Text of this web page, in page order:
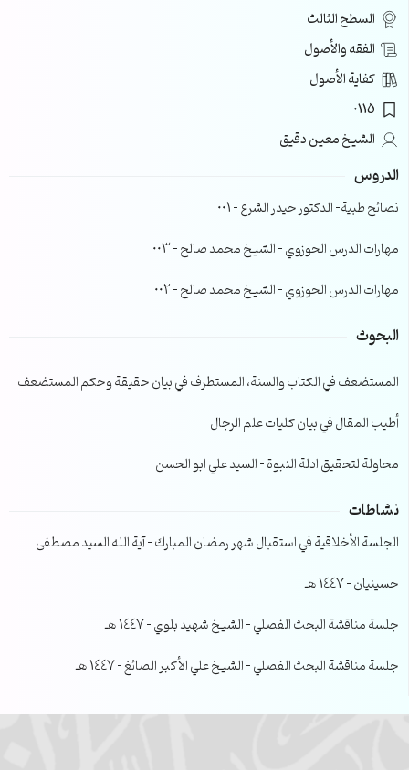
السطح الثالث
الفقه والأصول
كفاية الأصول
0115
الشيخ معين دقيق
الدروس
نصائح طبية- الدكتور حيدر الشرع – 001
مهارات الدرس الحوزوي – الشيخ محمد صالح – 003
مهارات الدرس الحوزوي – الشيخ محمد صالح – 002
البحوث
المستضعف في الكتاب والسنة، المستطرف في بيان حقيقة وحكم المستضعف
أطيب المقال في بيان كليات علم الرجال
محاولة لتحقيق ادلة النبوة – السيد علي ابو الحسن
نشاطات
الجلسة الأخلاقية في استقبال شهر رمضان المبارك – آية الله السيد مصطفى
حسينيان – 1447 هـ
جلسة مناقشة البحث الفصلي – الشيخ شهيد بلوي – 1447 هـ
جلسة مناقشة البحث الفصلي – الشيخ علي الأكبر الصائغ – 1447 هـ